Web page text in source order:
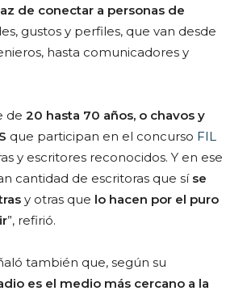
de conectar a personas de
gustos y perfiles, que van desde
hasta comunicadores y
de 20 hasta 70 años, o chavos y
que participan en el concurso FIL
y escritores reconocidos. Y en ese
cantidad de escritoras que sí se
y otras que lo hacen por el puro
”, refirió.
también que, según su
es el medio más cercano a la